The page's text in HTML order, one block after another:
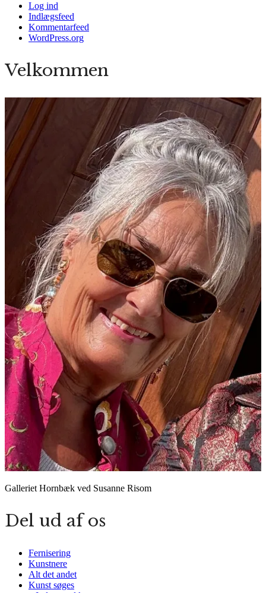
Log ind
Indlægsfeed
Kommentarfeed
WordPress.org
Velkommen
Galleriet Hornbæk ved Susanne Risom
Del ud af os
Fernisering
Kunstnere
Alt det andet
Kunst søges